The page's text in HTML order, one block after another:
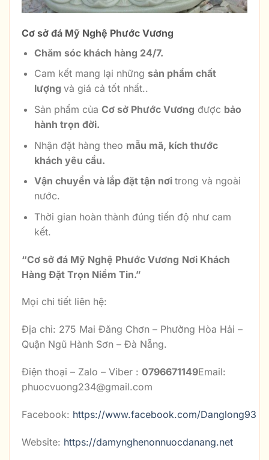
Cơ sở đá Mỹ Nghệ Phước Vương
Chăm sóc khách hàng 24/7.
Cam kết mang lại những sản phẩm chất
lượng và giá cả tốt nhất..
Sản phẩm của Cơ sở Phước Vương được bảo
hành trọn đời.
Nhận đặt hàng theo mẫu mã, kích thước
khách yêu cầu.
Vận chuyển và lắp đặt tận nơi trong và ngoài
nước.
Thời gian hoàn thành đúng tiến độ như cam
kết.
“Cơ sở đá Mỹ Nghệ Phước Vương Nơi Khách
Hàng Đặt Trọn Niềm Tin.”
Mọi chi tiết liên hệ:
Địa chỉ: 275 Mai Đăng Chơn – Phường Hòa Hải –
Quận Ngũ Hành Sơn – Đà Nẵng.
Điện thoại – Zalo – Viber : 0796671149Email:
phuocvuong234@gmail.com
Facebook: https://www.facebook.com/Danglong93
Website: https://damynghenonnuocdanang.net